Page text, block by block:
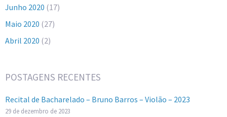
Junho 2020 (17)
Maio 2020 (27)
Abril 2020 (2)
POSTAGENS RECENTES
Recital de Bacharelado – Bruno Barros – Violão – 2023
29 de dezembro de 2023